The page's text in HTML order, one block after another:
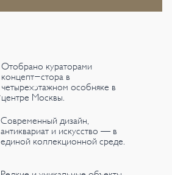
Отобрано кураторами
концепт-стора в
четырехэтажном особняке в
центре Москвы.
Современный дизайн,
антиквариат и искусство — в
единой коллекционной среде.